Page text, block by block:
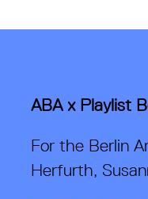
ABA x Playlist
For the Berlin
Herfurth,